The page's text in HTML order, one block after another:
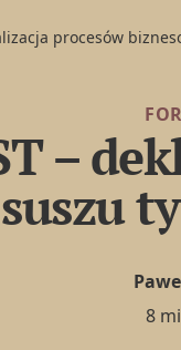
procesów
–
suszu
8